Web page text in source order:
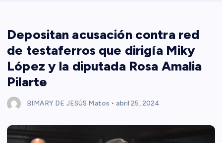
Depositan acusación contra red
de testaferros que dirigía Miky
López y la diputada Rosa Amalia
Pilarte
BIMARY DE JESÚS Matos abril 25, 2024